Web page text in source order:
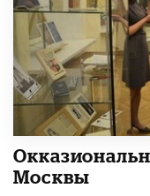
Москвы